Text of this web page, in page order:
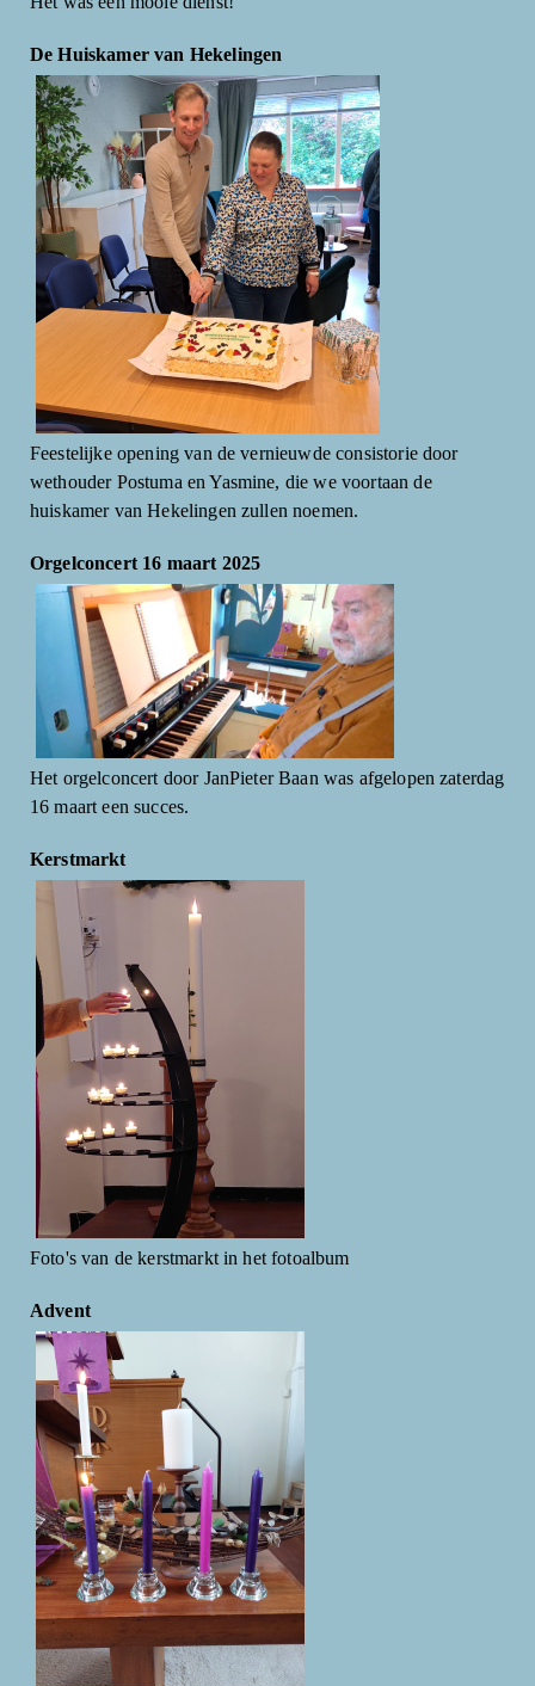
De Huiskamer van Hekelingen
Feestelijke opening van de vernieuwde consistorie door
wethouder Postuma en Yasmine, die we voortaan de
huiskamer van Hekelingen zullen noemen.
Orgelconcert 16 maart 2025
Het orgelconcert door JanPieter Baan was afgelopen zaterdag
16 maart een succes.
Kerstmarkt
Foto's van de kerstmarkt in het fotoalbum
Advent